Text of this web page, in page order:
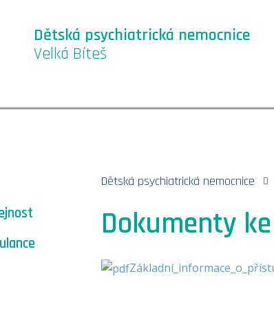
Dětská psychiatrická nemocnice
Velká Bíteš
Dětská psychiatrická nemocnice
Dokumenty